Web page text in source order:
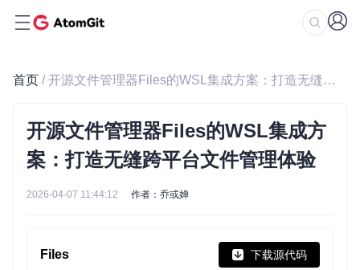
首页 / 开源文件管理器Files的WSL集成方案：打造无缝跨平台文件管理体验
开源文件管理器Files的WSL集成方
案：打造无缝跨平台文件管理体验
2026-04-07 11:44:12 作者：乔或婵
Files 下载源代码